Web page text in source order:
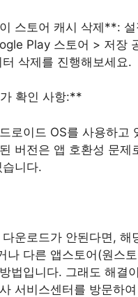
스토어 캐시 삭제**: 설
Play 스토어 > 저장
삭제를 진행해보세요.
확인 사항:**
로이드 OS를 사용하고
버전은 앱 호환성 문제
니다.
운로드가 안된다면, 해
나 다른 앱스토어(원스
법입니다. 그래도 해결
서비스센터를 방문하